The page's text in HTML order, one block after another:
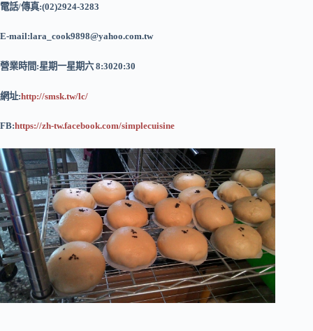
電話/傳真:(02)2924-3283
E-mail:lara_cook9898@yahoo.com.tw
營業時間:星期一星期六 8:3020:30
網址:http://smsk.tw/lc/
FB:https://zh-tw.facebook.com/simplecuisine